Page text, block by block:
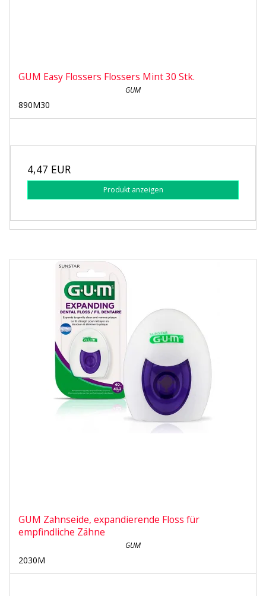
GUM Easy Flossers Flossers Mint 30 Stk.
GUM
890M30
4,47 EUR
Produkt anzeigen
GUM Zahnseide, expandierende Floss für
empfindliche Zähne
GUM
2030M